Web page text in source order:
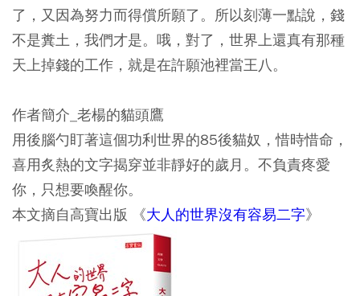
了，又因為努力而得償所願了。 所以刻薄一點說，錢
不是糞土，我們才是。 哦，對了，世界上還真有那種
天上掉錢的工作，就是在許願池裡當王八。
作者簡介_老楊的貓頭鷹
用後腦勺盯著這個功利世界的85後貓奴，惜時惜命，
喜用炙熱的文字揭穿並非靜好的歲月。不負責疼愛
你，只想要喚醒你。
本文摘自高寶出版 《大人的世界沒有容易二字》